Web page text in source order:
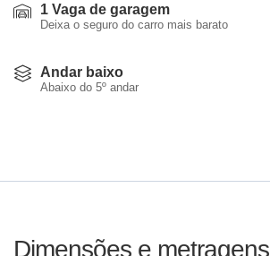
1 Vaga de garagem
Deixa o seguro do carro mais barato
Andar baixo
Abaixo do 5º andar
Dimensões e metragens